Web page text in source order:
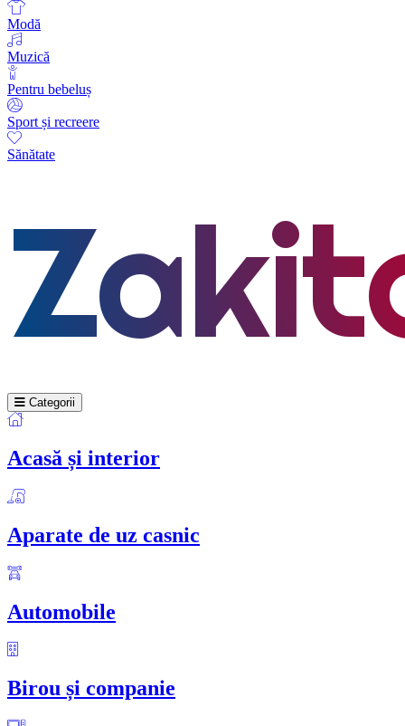
Modă
Muzică
Pentru bebeluș
Sport și recreere
Sănătate
Categorii
Acasă și interior
Aparate de uz casnic
Automobile
Birou și companie